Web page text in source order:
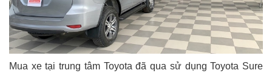
Mua xe tại trung tâm Toyota đã qua sử dụng Toyota Sure